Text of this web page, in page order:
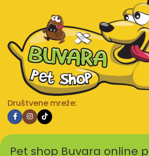
Društvene mreže:
Pet shop Buvara online